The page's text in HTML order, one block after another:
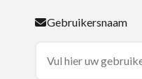
Gebruikersnaam